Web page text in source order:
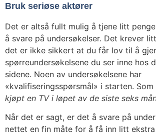
Bruk seriøse aktører
Det er altså fullt mulig å tjene litt
å svare på undersøkelser. Det krever
det er ikke sikkert at du får lov til å
spørreundersøkelsene du ser inne hos
sidene. Noen av undersøkelsene har
«kvalifiseringsspørsmål» i starten. Som
kjøpt en TV i løpet av de siste seks
Når det er sagt, er det å svare på
nettet en fin måte for å få inn litt ekstra